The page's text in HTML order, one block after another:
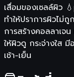
เสื่อมของเซลล์ผิว
ทำให้ปราการผิวไม่
การสร้างคอลลาเจ
ให้ผิวดู กระจ่างใส มี
เช้า-เย็น